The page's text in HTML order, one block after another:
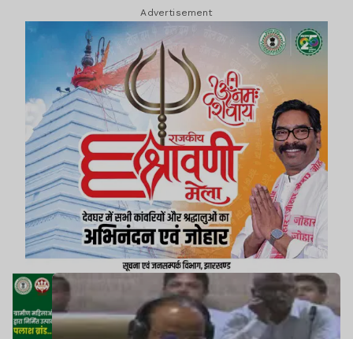
झारखंड स्वास्थ्य के क्षेत्र में बड़ी प्रगति करेगा.
Advertisement